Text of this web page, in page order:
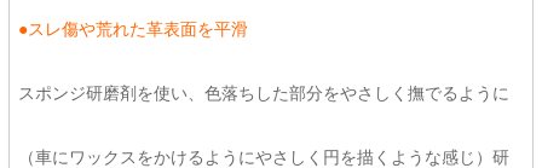
●スレ傷や荒れた革表面を平滑
スポンジ研磨剤を使い、色落ちした部分をやさしく撫でるように
（車にワックスをかけるようにやさしく円を描くような感じ）研